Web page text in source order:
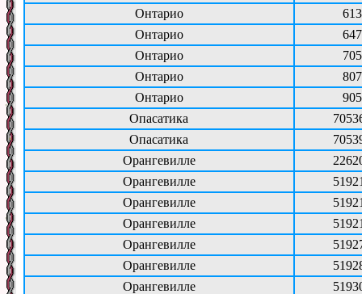
Онтарио
613
Онтарио
647
Онтарио
705
Онтарио
807
Онтарио
905
Опасатика
Опасатика
Орангевилле
Орангевилле
Орангевилле
Орангевилле
Орангевилле
Орангевилле
Орангевилле